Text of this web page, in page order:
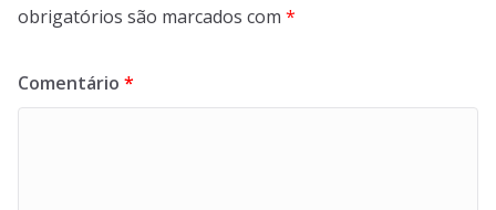
obrigatórios são marcados com *
Comentário *